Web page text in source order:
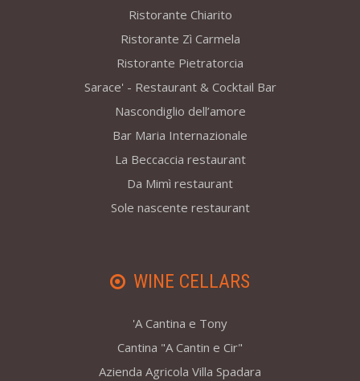
Ristorante Chiarito
Ristorante Zì Carmela
Ristorante Pietratorcia
Sarace' - Restaurant & Cocktail Bar
Nascondiglio dell’amore
Bar Maria Internazionale
La Beccaccia restaurant
Da Mimì restaurant
Sole nascente restaurant
WINE CELLARS
'A Cantina e Tony
Cantina "A Cantin e Cir"
Azienda Agricola Villa Spadara